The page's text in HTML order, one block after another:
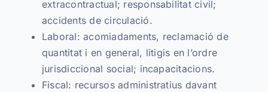
extracontractual; responsabilitat civil;
accidents de circulació.
Laboral: acomiadaments, reclamació de
quantitat i en general, litigis en l’ordre
jurisdiccional social; incapacitacions.
Fiscal: recursos administratius davant